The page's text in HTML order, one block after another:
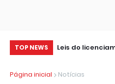
TOP NEWS
R$ 62,5
Leis do
Página inicial
Notícias